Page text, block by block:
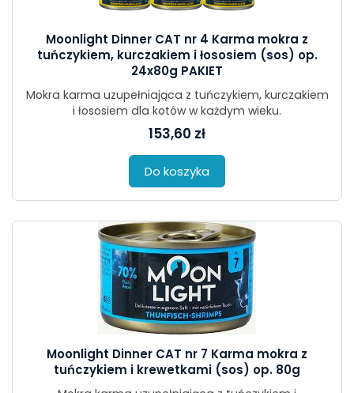
Moonlight Dinner CAT nr 4 Karma mokra z
tuńczykiem, kurczakiem i łososiem (sos) op.
24x80g PAKIET
Mokra karma uzupełniająca z tuńczykiem, kurczakiem
i łososiem dla kotów w każdym wieku.
153,60 zł
Do koszyka
Moonlight Dinner CAT nr 7 Karma mokra z
tuńczykiem i krewetkami (sos) op. 80g